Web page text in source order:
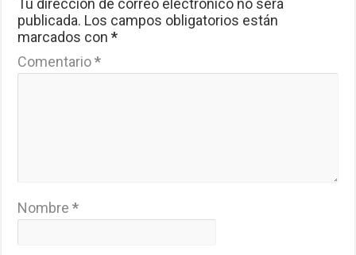
publicada. Los campos obligatorios están
marcados con*
Comentario*
Nombre*